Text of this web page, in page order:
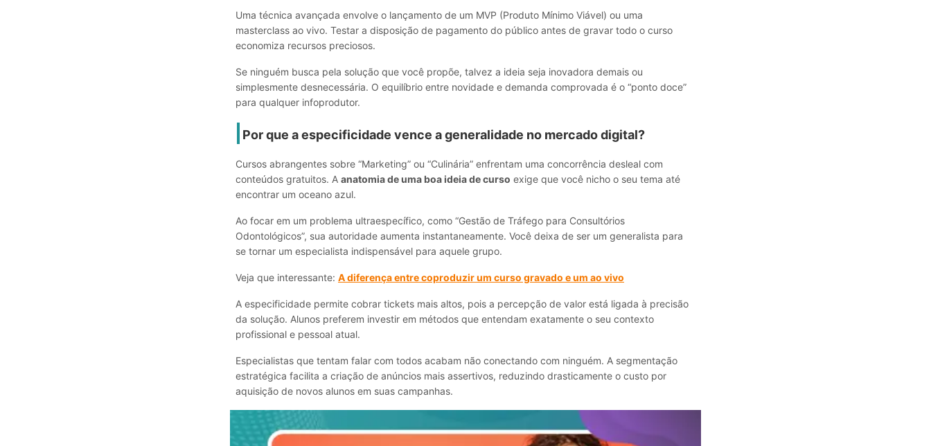
Uma técnica avançada envolve o lançamento de um MVP (Produto Mínimo Viável) ou uma
masterclass ao vivo. Testar a disposição de pagamento do público antes de gravar todo o curso
economiza recursos preciosos.
Se ninguém busca pela solução que você propõe, talvez a ideia seja inovadora demais ou
simplesmente desnecessária. O equilíbrio entre novidade e demanda comprovada é o “ponto doce”
para qualquer infoprodutor.
Por que a especificidade vence a generalidade no mercado digital?
Cursos abrangentes sobre “Marketing” ou “Culinária” enfrentam uma concorrência desleal com
conteúdos gratuitos. A anatomia de uma boa ideia de curso exige que você nicho o seu tema até
encontrar um oceano azul.
Ao focar em um problema ultraespecífico, como “Gestão de Tráfego para Consultórios
Odontológicos”, sua autoridade aumenta instantaneamente. Você deixa de ser um generalista para
se tornar um especialista indispensável para aquele grupo.
Veja que interessante: A diferença entre coproduzir um curso gravado e um ao vivo
A especificidade permite cobrar tickets mais altos, pois a percepção de valor está ligada à precisão
da solução. Alunos preferem investir em métodos que entendam exatamente o seu contexto
profissional e pessoal atual.
Especialistas que tentam falar com todos acabam não conectando com ninguém. A segmentação
estratégica facilita a criação de anúncios mais assertivos, reduzindo drasticamente o custo por
aquisição de novos alunos em suas campanhas.